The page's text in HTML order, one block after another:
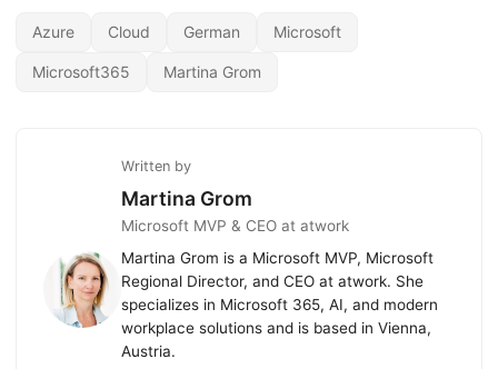
Azure Cloud German Microsoft
Microsoft365 Martina Grom
Written by
Martina Grom
Microsoft MVP & CEO at atwork
Martina Grom is a Microsoft MVP, Microsoft
Regional Director, and CEO at atwork. She
specializes in Microsoft 365, AI, and modern
workplace solutions and is based in Vienna,
Austria.